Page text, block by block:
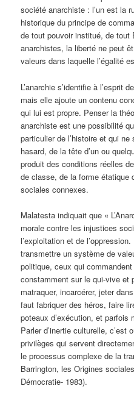
société anarchiste : l’un est la
historique du principe de
de tout pouvoir institué, de tout
anarchistes, la liberté ne peut
valeurs dans laquelle l’égalité
L’anarchie s’identifie à l’esprit
mais elle ajoute un contenu
qui lui est propre. Penser la
anarchiste est une possibilité
particulier de l’histoire et qui
hasard, de la tête d’un ou
produit des conditions réelles
de classe, de la forme étatique
sociales connexes.
Malatesta indiquait que «
morale contre les injustices
l’exploitation et de
transmettre un système de
politique, ceux qui
constamment sur le qui-vive et
matraquer, incarcérer, jeter
faut fabriquer des héros, faire
poteaux d’exécution, et parfois
Parler d’inertie culturelle, c’est
privilèges qui servent
le processus complexe de la
Barrington, les Origines
Démocratie- 1983).